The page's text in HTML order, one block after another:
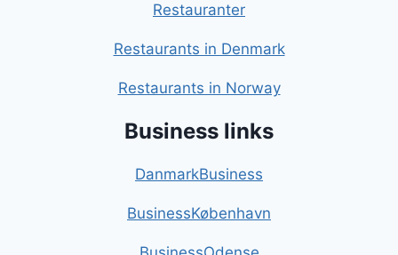
Restauranter
Restaurants in Denmark
Restaurants in Norway
Business links
DanmarkBusiness
BusinessKøbenhavn